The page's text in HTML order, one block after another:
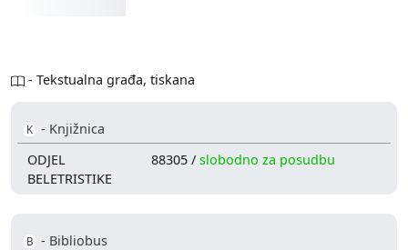
- Tekstualna građa, tiskana
K - Knjižnica
ODJEL
BELETRISTIKE
88305 /slobodno za posudbu
B - Bibliobus